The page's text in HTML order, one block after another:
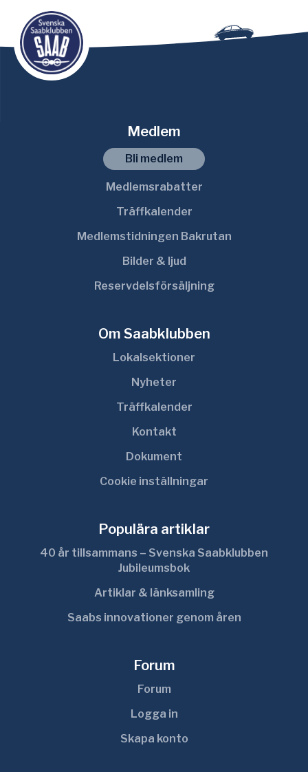
Medlem
Bli medlem
Medlemsrabatter
Träffkalender
Medlemstidningen Bakrutan
Bilder & ljud
Reservdelsförsäljning
Om Saabklubben
Lokalsektioner
Nyheter
Träffkalender
Kontakt
Dokument
Cookie inställningar
Populära artiklar
40 år tillsammans – Svenska Saabklubben
Jubileumsbok
Artiklar & länksamling
Saabs innovationer genom åren
Forum
Forum
Logga in
Skapa konto